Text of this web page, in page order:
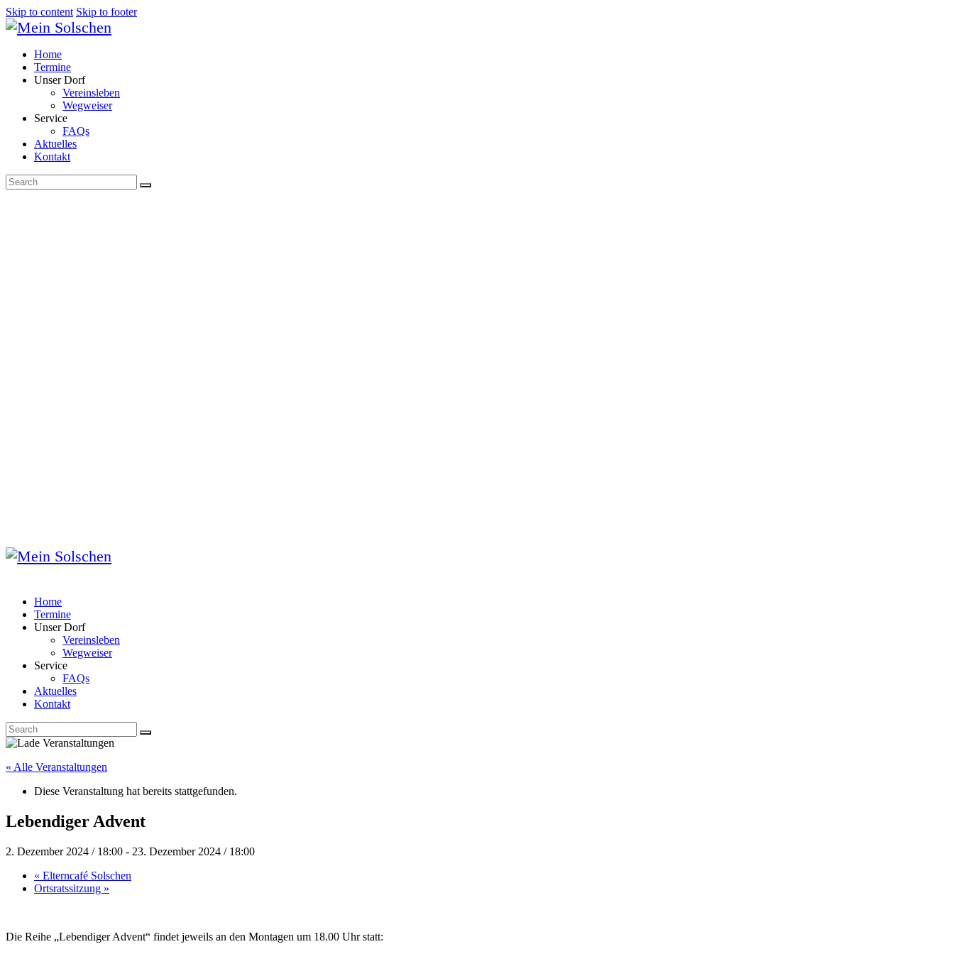
Skip to content Skip to footer
Home
Termine
Unser Dorf
Vereinsleben
Wegweiser
Service
FAQs
Aktuelles
Kontakt
Home
Termine
Unser Dorf
Vereinsleben
Wegweiser
Service
FAQs
Aktuelles
Kontakt
« Alle Veranstaltungen
Diese Veranstaltung hat bereits stattgefunden.
Lebendiger Advent
2. Dezember 2024 / 18:00 - 23. Dezember 2024 / 18:00
« Elterncafé Solschen
Ortsratssitzung »
Die Reihe „Lebendiger Advent“ findet jeweils an den Montagen um 18.00 Uhr statt: